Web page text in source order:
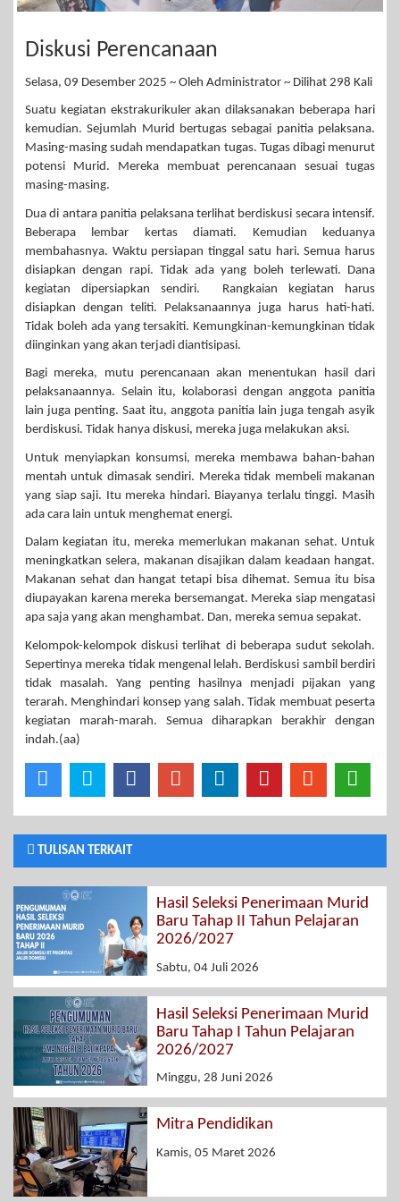
Diskusi Perencanaan
Selasa, 09 Desember 2025 ~ Oleh Administrator ~ Dilihat 298 Kali
Suatu kegiatan ekstrakurikuler akan dilaksanakan beberapa hari
kemudian. Sejumlah Murid bertugas sebagai panitia pelaksana.
Masing-masing sudah mendapatkan tugas. Tugas dibagi menurut
potensi Murid. Mereka membuat perencanaan sesuai tugas
masing-masing.
Dua di antara panitia pelaksana terlihat berdiskusi secara intensif.
Beberapa lembar kertas diamati. Kemudian keduanya
membahasnya. Waktu persiapan tinggal satu hari. Semua harus
disiapkan dengan rapi. Tidak ada yang boleh terlewati. Dana
kegiatan dipersiapkan sendiri. Rangkaian kegiatan harus
disiapkan dengan teliti. Pelaksanaannya juga harus hati-hati.
Tidak boleh ada yang tersakiti. Kemungkinan-kemungkinan tidak
diinginkan yang akan terjadi diantisipasi.
Bagi mereka, mutu perencanaan akan menentukan hasil dari
pelaksanaannya. Selain itu, kolaborasi dengan anggota panitia
lain juga penting. Saat itu, anggota panitia lain juga tengah asyik
berdiskusi. Tidak hanya diskusi, mereka juga melakukan aksi.
Untuk menyiapkan konsumsi, mereka membawa bahan-bahan
mentah untuk dimasak sendiri. Mereka tidak membeli makanan
yang siap saji. Itu mereka hindari. Biayanya terlalu tinggi. Masih
ada cara lain untuk menghemat energi.
Dalam kegiatan itu, mereka memerlukan makanan sehat. Untuk
meningkatkan selera, makanan disajikan dalam keadaan hangat.
Makanan sehat dan hangat tetapi bisa dihemat. Semua itu bisa
diupayakan karena mereka bersemangat. Mereka siap mengatasi
apa saja yang akan menghambat. Dan, mereka semua sepakat.
Kelompok-kelompok diskusi terlihat di beberapa sudut sekolah.
Sepertinya mereka tidak mengenal lelah. Berdiskusi sambil berdiri
tidak masalah. Yang penting hasilnya menjadi pijakan yang
terarah. Menghindari konsep yang salah. Tidak membuat peserta
kegiatan marah-marah. Semua diharapkan berakhir dengan
indah.(aa)
TULISAN TERKAIT
Hasil Seleksi Penerimaan Murid
Baru Tahap II Tahun Pelajaran
2026/2027
Sabtu, 04 Juli 2026
Hasil Seleksi Penerimaan Murid
Baru Tahap I Tahun Pelajaran
2026/2027
Minggu, 28 Juni 2026
Mitra Pendidikan
Kamis, 05 Maret 2026